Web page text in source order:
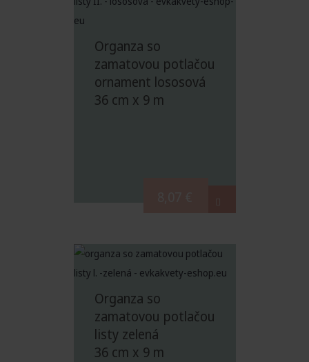
Organza so
zamatovou potlačou
ornament lososová
36 cm x 9 m
Organza so
zamatovou potlačou
listy zelená
36 cm x 9 m